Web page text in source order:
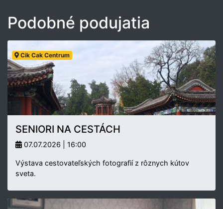
Podobné podujatia
Cik Cak Centrum
SENIORI NA CESTÁCH
07.07.2026 | 16:00
Výstava cestovateľských fotografií z rôznych kútov
sveta.